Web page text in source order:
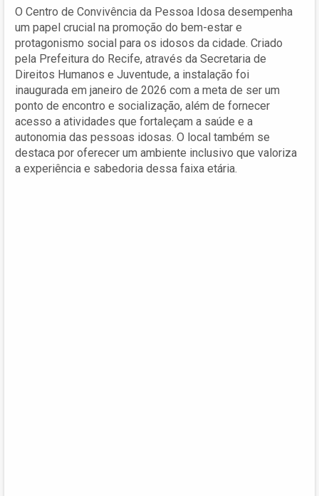
O Centro de Convivência da Pessoa Idosa desempenha
um papel crucial na promoção do bem-estar e
protagonismo social para os idosos da cidade. Criado
pela Prefeitura do Recife, através da Secretaria de
Direitos Humanos e Juventude, a instalação foi
inaugurada em janeiro de 2026 com a meta de ser um
ponto de encontro e socialização, além de fornecer
acesso a atividades que fortaleçam a saúde e a
autonomia das pessoas idosas. O local também se
destaca por oferecer um ambiente inclusivo que valoriza
a experiência e sabedoria dessa faixa etária.